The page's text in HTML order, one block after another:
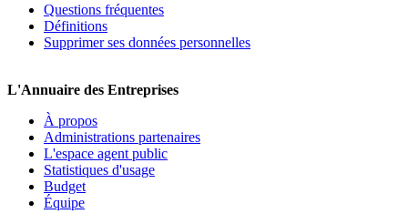
Questions fréquentes
Définitions
Supprimer ses données personnelles
L'Annuaire des Entreprises
À propos
Administrations partenaires
L'espace agent public
Statistiques d'usage
Budget
Équipe